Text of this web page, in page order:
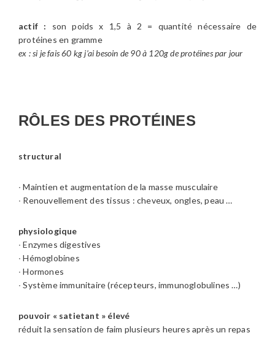
actif : son poids x 1,5 à 2 = quantité nécessaire de
protéines en gramme
ex : si je fais 60 kg j’ai besoin de 90 à 120g de protéines par jour
RÔLES DES PROTÉINES
structural
∙ Maintien et augmentation de la masse musculaire
∙ Renouvellement des tissus : cheveux, ongles, peau …
physiologique
∙ Enzymes digestives
∙ Hémoglobines
∙ Hormones
∙ Système immunitaire (récepteurs, immunoglobulines …)
pouvoir « satietant » élevé
réduit la sensation de faim plusieurs heures après un repas